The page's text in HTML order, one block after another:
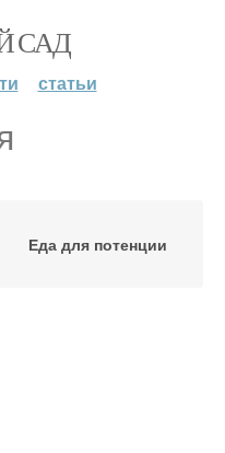
САД
статьи
Еда для потенции